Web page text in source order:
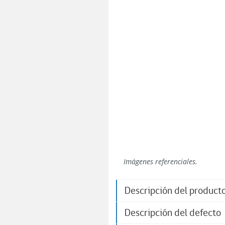
Imágenes referenciales.
Descripción del
Descripción del defecto